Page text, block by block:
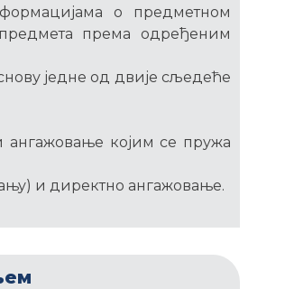
о предметном
према одређеним
једне од двије сљедеће
ангажовање којим се пружа
и директно ангажовање.